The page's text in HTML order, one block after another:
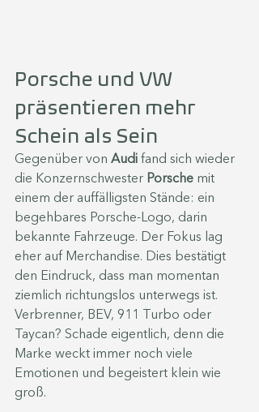
Porsche und VW
präsentieren mehr
Schein als Sein
Gegenüber von Audi fand sich wieder
die Konzernschwester Porsche mit
einem der auffälligsten Stände: ein
begehbares Porsche-Logo, darin
bekannte Fahrzeuge. Der Fokus lag
eher auf Merchandise. Dies bestätigt
den Eindruck, dass man momentan
ziemlich richtungslos unterwegs ist.
Verbrenner, BEV, 911 Turbo oder
Taycan? Schade eigentlich, denn die
Marke weckt immer noch viele
Emotionen und begeistert klein wie
groß.